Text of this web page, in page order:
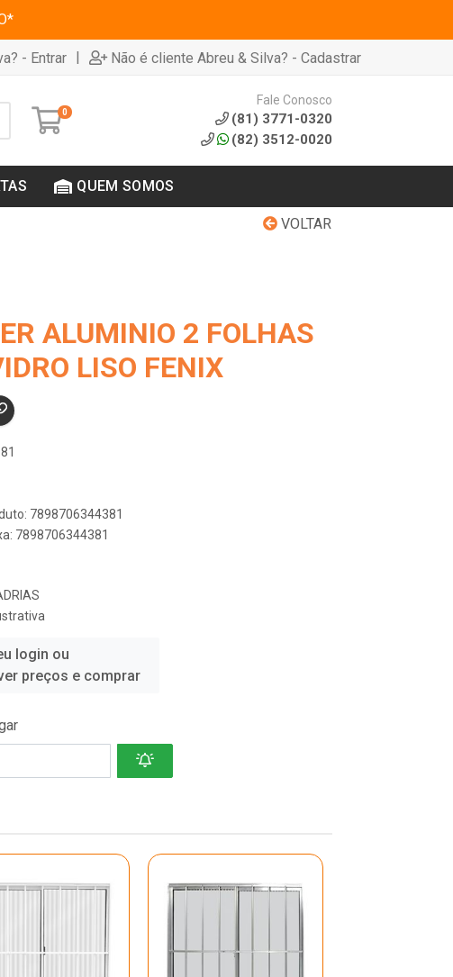
- Entrar | Não é cliente Abreu & Silva? - Cadastrar
0
Fale Conosco
(81) 3771-0320
(82) 3512-0020
QUEM SOMOS
VOLTAR
ALUMINIO 2 FOLHAS
LISO FENIX
7898706344381
7898706344381
login ou
preços e comprar